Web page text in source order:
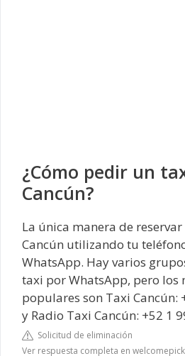
¿Cómo pedir un
Cancún?
La única manera de
Cancún utilizando tu
WhatsApp. Hay varios
taxi por WhatsApp, pero los
populares son Taxi Cancún:
y Radio Taxi Cancún: +52 1
Solicitud de eliminación
Ver respuesta completa en